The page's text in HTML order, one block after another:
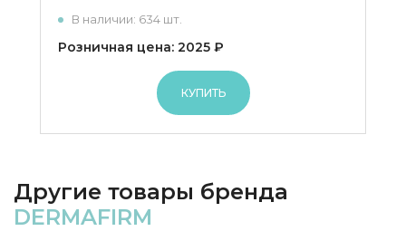
В наличии: 634 шт.
Розничная цена: 2025 ₽
КУПИТЬ
Другие товары бренда
DERMAFIRM